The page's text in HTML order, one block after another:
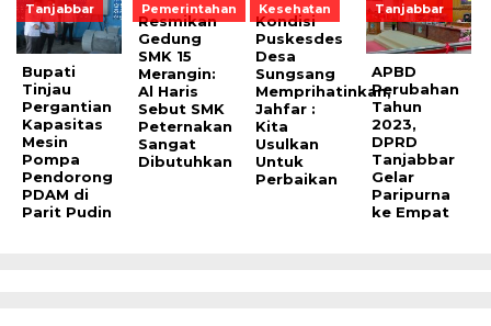
Tanjabbar
Bupati
Tinjau
Pergantian
Kapasitas
Mesin
Pompa
Pendorong
PDAM di
Parit Pudin
Pemerintahan
Resmikan
Gedung
SMK 15
Merangin:
Al Haris
Sebut SMK
Peternakan
Sangat
Dibutuhkan
Kesehatan
Kondisi
Puskesdes
Desa
Sungsang
Memprihatinkan,
Jahfar :
Kita
Usulkan
Untuk
Perbaikan
Tanjabbar
APBD
Perubahan
Tahun
2023,
DPRD
Tanjabbar
Gelar
Paripurna
ke Empat